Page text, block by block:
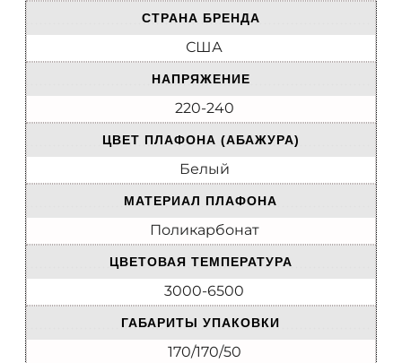
СТРАНА БРЕНДА
США
НАПРЯЖЕНИЕ
220-240
ЦВЕТ ПЛАФОНА (АБАЖУРА)
Белый
МАТЕРИАЛ ПЛАФОНА
Поликарбонат
ЦВЕТОВАЯ ТЕМПЕРАТУРА
3000-6500
ГАБАРИТЫ УПАКОВКИ
170/170/50